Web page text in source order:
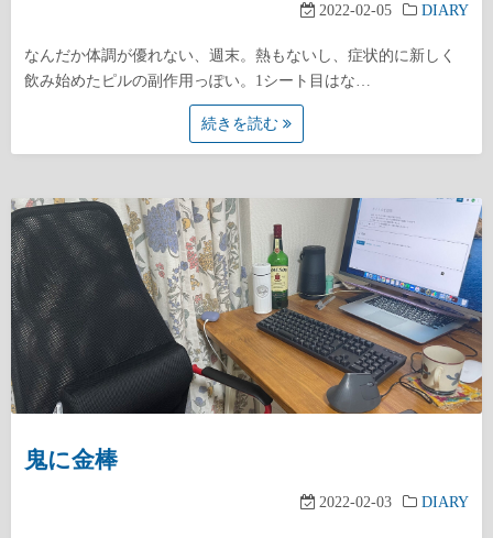
2022-02-05 DIARY
なんだか体調が優れない、週末。熱もないし、症状的に新しく
飲み始めたピルの副作用っぽい。1シート目はな…
続きを読む
鬼に金棒
2022-02-03 DIARY